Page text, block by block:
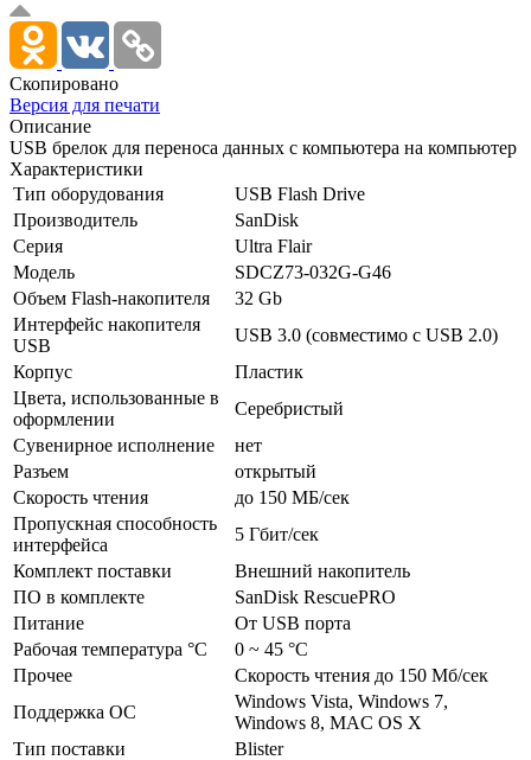
Скопировано
Версия для печати
Описание
USB брелок для переноса данных с компьютера на компьютер
Характеристики
Тип оборудования
USB Flash Drive
Производитель
SanDisk
Серия
Ultra Flair
Модель
SDCZ73-032G-G46
Объем Flash-накопителя
32 Gb
Интерфейс накопителя
USB
USB 3.0 (совместимо с USB 2.0)
Корпус
Пластик
Цвета, использованные в
оформлении
Серебристый
Сувенирное исполнение
нет
Разъем
открытый
Скорость чтения
до 150 МБ/­сек
Пропускная способность
интерфейса
5 Гбит/­сек
Комплект поставки
Внешний накопитель
ПО в комплекте
SanDisk RescuePRO
Питание
От USB порта
Рабочая температура °С
0 ~ 45 °C
Прочее
Скорость чтения до 150 Мб/­сек
Поддержка ОС
Windows Vista, Windows 7,
Windows 8, MAC OS X
Тип поставки
Blister